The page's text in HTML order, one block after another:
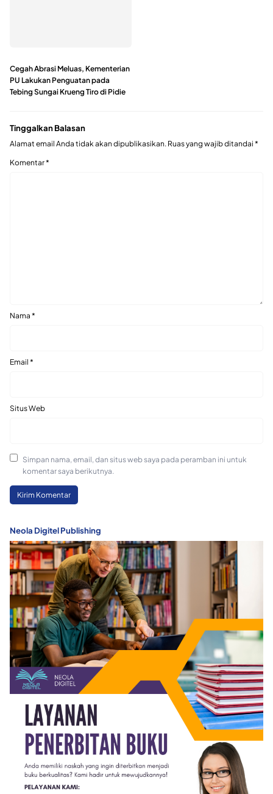
Cegah Abrasi Meluas, Kementerian
PU Lakukan Penguatan pada
Tebing Sungai Krueng Tiro di Pidie
Tinggalkan Balasan
Alamat email Anda tidak akan dipublikasikan. Ruas yang wajib ditandai *
Komentar*
Nama *
Email *
Situs Web
Simpan nama, email, dan situs web saya pada peramban ini untuk
komentar saya berikutnya.
Neola Digitel Publishing